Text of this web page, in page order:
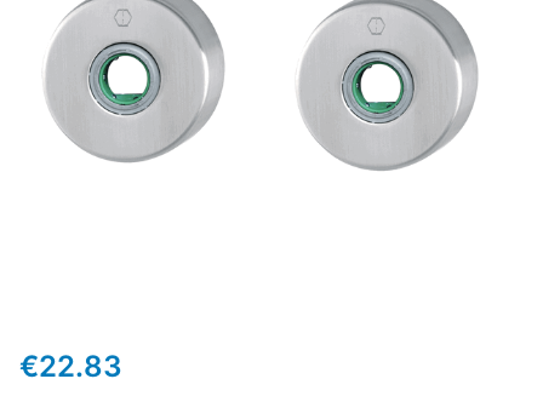
€22.83